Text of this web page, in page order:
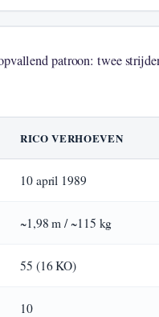
patroon: twee
RICO VERHOEVEN
10 april 1989
~1,98 m / ~115 kg
55 (16 KO)
10